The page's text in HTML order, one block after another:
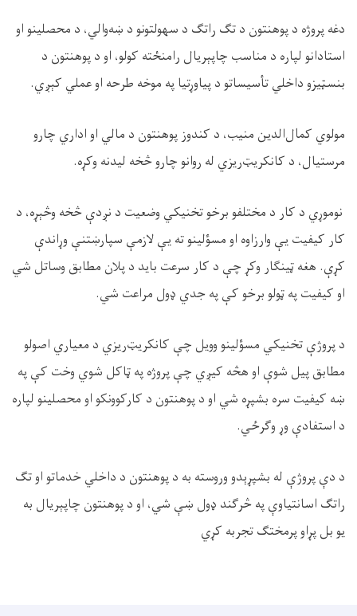
دغه پروژه د پوهنتون د تګ راتګ د سهولتونو د ښه‌والي، د محصلینو او
استادانو لپاره د مناسب چاپېریال رامنځته کولو، او د پوهنتون د
بنسټیزو داخلي تأسیساتو د پیاوړتیا په موخه طرحه او عملي کېږي.
مولوي کمال‌الدین منیب، د کندوز پوهنتون د مالي او اداري چارو
مرستیال، د کانکریټ‌ریزي له روانو چارو څخه لیدنه وکړه.
نوموړي د کار د مختلفو برخو تخنیکي وضعیت د نږدې څخه وڅېړه، د
کار کیفیت یې وارزاوه او مسؤلینو ته یې لازمې سپارښتنې وړاندې
کړې. هغه ټینګار وکړ چې د کار سرعت باید د پلان مطابق وساتل شي
او کیفیت په ټولو برخو کې په جدي ډول مراعت شي.
د پروژې تخنیکي مسؤلینو وویل چې کانکریټ‌ریزي د معیاري اصولو
مطابق پیل شوې او هڅه کیږي چې پروژه په ټاکل شوي وخت کې په
ښه کیفیت سره بشپړه شي او د پوهنتون د کارکوونکو او محصلینو لپاره
د استفادې وړ وګرځي.
د دې پروژې له بشپړېدو وروسته به د پوهنتون د داخلي خدماتو او تګ
راتګ اسانتیاوې په څرګند ډول ښې شي، او د پوهنتون چاپېریال به
یو بل پړاو پرمختګ تجربه کړي